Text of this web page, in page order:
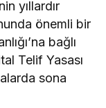
yıllardır
önemli bir
bağlı
Telif Yasası
sona